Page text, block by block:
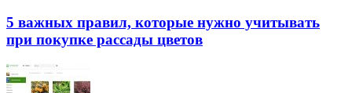
5 важных правил, которые нужно учитывать
при покупке рассады цветов